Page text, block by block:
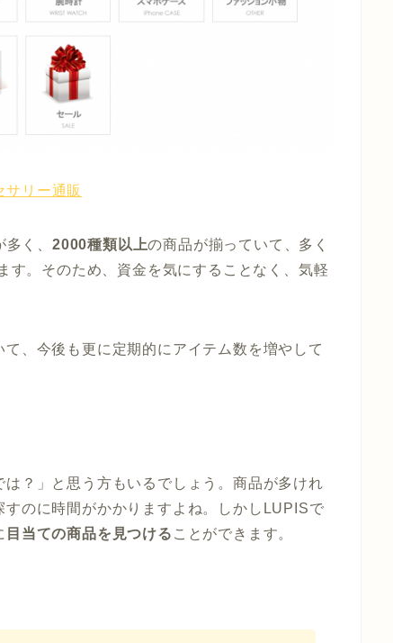
リー通販
く、 2000種類以上の商品が揃っていて、多く
す。そのため、資金を気にすることなく、気軽
、今後も更に定期的にアイテム数を増やして
は？」と思う方もいるでしょう。商品が多けれ
のに時間がかかりますよね。しかしLUPISで
目当ての商品を見つける ことができます。